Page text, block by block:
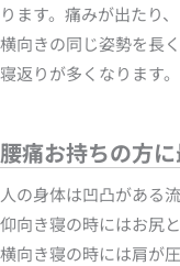
ります。痛みが出たり
横向きの同じ姿勢を長
寝返りが多くなります。
腰痛お持ちの方
人の身体は凹凸がある流
仰向き寝の時にはお尻
横向き寝の時には肩が